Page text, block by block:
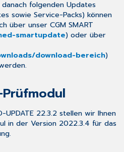
folgenden Updates
sowie Service-Packs) können
über unserCGM SMART
smartupdate) oder über
download-bereich)
UPDATE 22.3.2 stellen wir Ihnen
in der Version 2022.3.4 für das